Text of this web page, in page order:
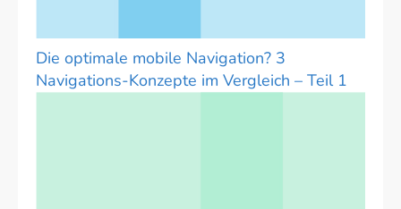
Die optimale mobile Navigation? 3
Navigations-Konzepte im Vergleich – Teil 1